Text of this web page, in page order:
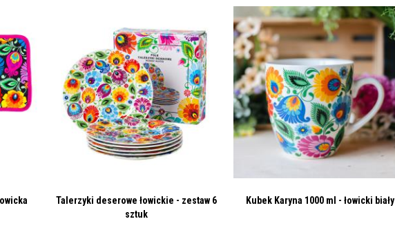
Talerzyki deserowe łowickie - zestaw 6
sztuk
Kubek Karyna 1000 ml - łowicki biały